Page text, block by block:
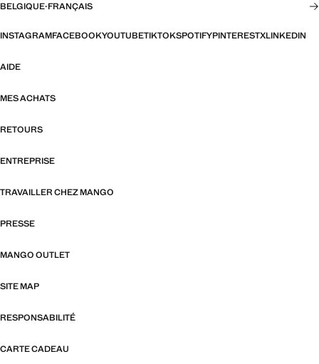
BELGIQUE·FRANÇAIS
INSTAGRAMFACEBOOKYOUTUBETIKTOKSPOTIFYPINTERESTXLINKEDIN
AIDE
MES ACHATS
RETOURS
ENTREPRISE
TRAVAILLER CHEZ MANGO
PRESSE
MANGO OUTLET
SITE MAP
RESPONSABILITÉ
CARTE CADEAU